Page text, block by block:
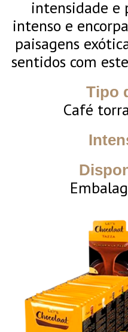
intensidade e
intenso e
paisagens
sentidos com
Tipo
Café